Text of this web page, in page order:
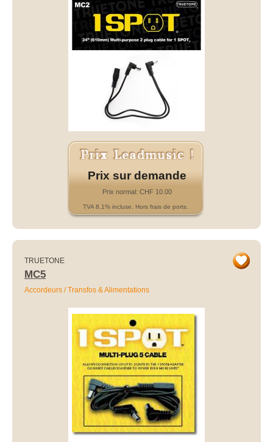
Prix sur demande
Prix normal: CHF 10.00
TVA 8.1% incluse. Hors frais de ports.
TRUETONE
MC5
Accordeurs / Transfos & Alimentations